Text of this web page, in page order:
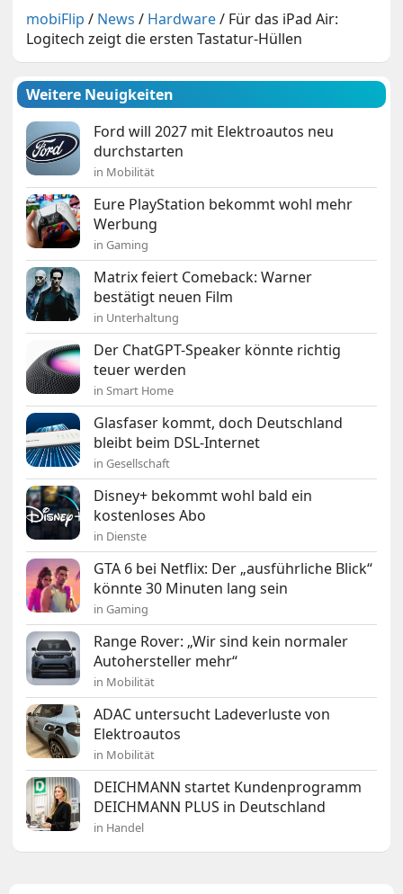
mobiFlip / News / Hardware/ Für das iPad Air:
Logitech zeigt die ersten Tastatur-Hüllen
Weitere Neuigkeiten
Ford will 2027 mit Elektroautos neu
durchstarten
in Mobilität
Eure PlayStation bekommt wohl mehr
Werbung
in Gaming
Matrix feiert Comeback: Warner
bestätigt neuen Film
in Unterhaltung
Der ChatGPT-Speaker könnte richtig
teuer werden
in Smart Home
Glasfaser kommt, doch Deutschland
bleibt beim DSL-Internet
in Gesellschaft
Disney+ bekommt wohl bald ein
kostenloses Abo
in Dienste
GTA 6 bei Netflix: Der „ausführliche Blick“
könnte 30 Minuten lang sein
in Gaming
Range Rover: „Wir sind kein normaler
Autohersteller mehr“
in Mobilität
ADAC untersucht Ladeverluste von
Elektroautos
in Mobilität
DEICHMANN startet Kundenprogramm
DEICHMANN PLUS in Deutschland
in Handel